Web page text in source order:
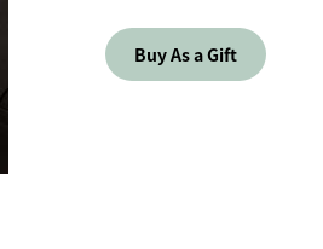
Buy As a Gift